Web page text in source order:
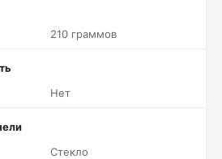
210 граммов
Нет
Стекло